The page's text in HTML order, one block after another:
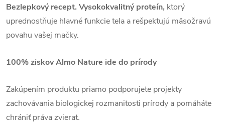
Bezlepkový recept. Vysokokvalitný proteín, ktorý
uprednostňuje hlavné funkcie tela a rešpektujú mäsožravú
povahu vašej mačky.
100% ziskov Almo Nature ide do prírody
Zakúpením produktu priamo podporujete projekty
zachovávania biologickej rozmanitosti prírody a pomáháte
chrániť práva zvierat.